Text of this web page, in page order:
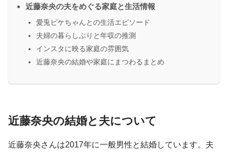
近藤奈央の夫をめぐる家庭と生活情報
愛兎ピケちゃんとの生活エピソード
夫婦の暮らしぶりと年収の推測
インスタに映る家庭の雰囲気
近藤奈央の結婚や家庭にまつわるまとめ
近藤奈央の結婚と夫について
近藤奈央さんは2017年に一般男性と結婚しています。夫